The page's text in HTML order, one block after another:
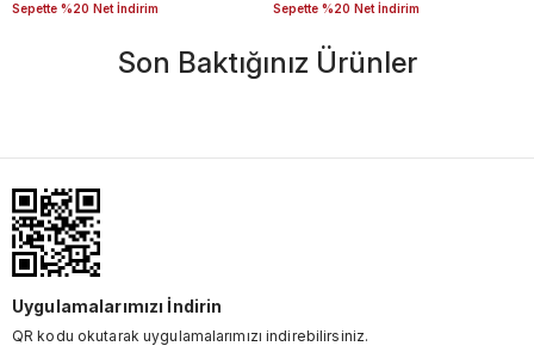
Sepette %20 Net İndirim Sepette %20 Net İndirim
Son Baktığınız Ürünler
Uygulamalarımızı İndirin
QR kodu okutarak uygulamalarımızı indirebilirsiniz.